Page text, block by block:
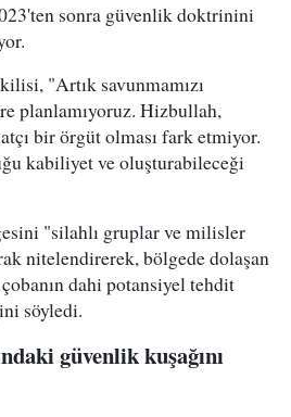
sonra güvenlik doktrinini
"Artık savunmamızı
planlamıyoruz. Hizbullah,
bir örgüt olması fark etmiyor.
kabiliyet ve oluşturabileceği
"silahlı gruplar ve milisler
nitelendirerek, bölgede dolaşan
dahi potansiyel tehdit
söyledi.
güvenlik kuşağını